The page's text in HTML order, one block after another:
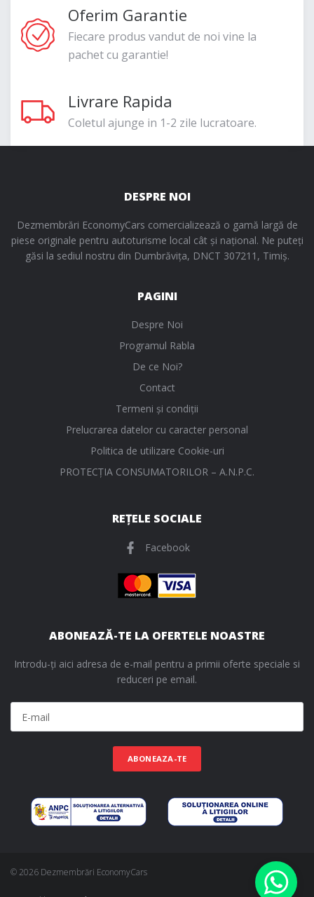
Oferim Garantie
Fiecare produs vandut de noi vine la
pachet cu garantie!
Livrare Rapida
Coletul ajunge in 1-2 zile lucratoare.
DESPRE NOI
Dezmembrări EconomyCars comercializează o gamă largă de
piese originale pentru autoturisme local cât și național. Ne puteți
găsi la sediul nostru din Dumbrăvița, DNCT 307211, Timiș.
PAGINI
Despre Noi
Programul Rabla
De ce Noi?
Contact
Termeni și condiții
Prelucrarea datelor cu caracter personal
Politica de utilizare Cookie-uri
PROTECŢIA CONSUMATORILOR – A.N.P.C.
REȚELE SOCIALE
Facebook
ABONEAZĂ-TE LA OFERTELE NOASTRE
Introdu-ți aici adresa de e-mail pentru a primii oferte speciale si
reduceri pe email.
ABONEAZA-TE
© 2026 Dezmembrări EconomyCars